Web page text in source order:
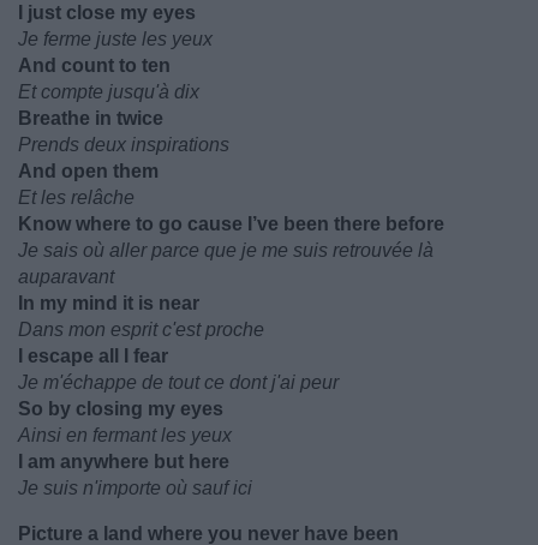
I just close my eyes
Je ferme juste les yeux
And count to ten
Et compte jusqu'à dix
Breathe in twice
Prends deux inspirations
And open them
Et les relâche
Know where to go cause I’ve been there before
Je sais où aller parce que je me suis retrouvée là
auparavant
In my mind it is near
Dans mon esprit c'est proche
I escape all I fear
Je m'échappe de tout ce dont j'ai peur
So by closing my eyes
Ainsi en fermant les yeux
I am anywhere but here
Je suis n'importe où sauf ici
Picture a land where you never have been